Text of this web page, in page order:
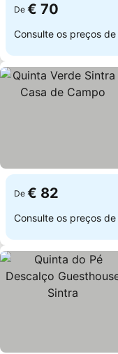
De € 70
Consulte os preços de
De € 82
Consulte os preços de